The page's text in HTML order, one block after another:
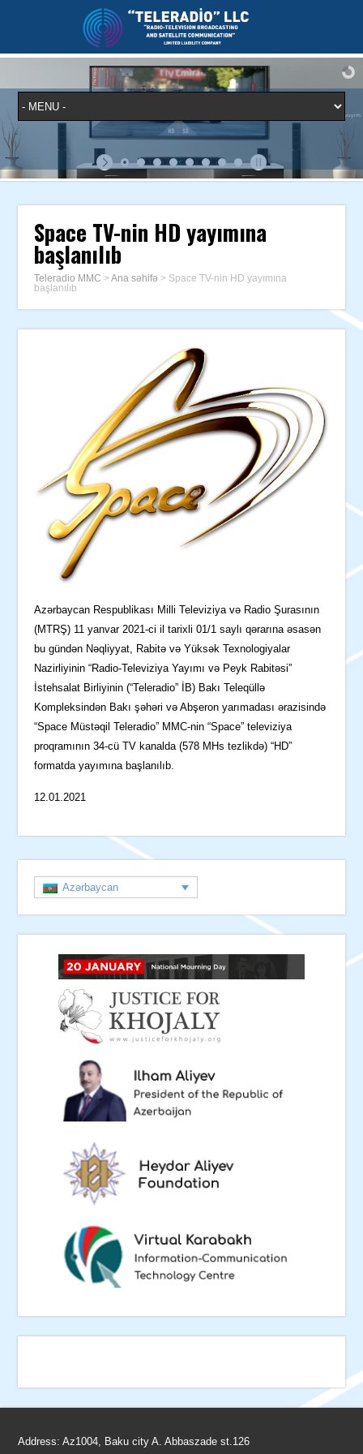
Space TV-nin HD yayımına
başlanılıb
Teleradio MMC >Ana səhifə > Space TV-nin HD yayımına
başlanılıb
Azərbaycan Respublikası Milli Televiziya və Radio Şurasının
(MTRŞ) 11 yanvar 2021-ci il tarixli 01/1 saylı qərarına əsasən
bu gündən Nəqliyyat, Rabitə və Yüksək Texnologiyalar
Nazirliyinin “Radio-Televiziya Yayımı və Peyk Rabitəsi”
İstehsalat Birliyinin (“Teleradio” İB) Bakı Teleqüllə
Kompleksindən Bakı şəhəri və Abşeron yarımadası ərazisində
“Space Müstəqil Teleradio” MMC-nin “Space” televiziya
proqramının 34-cü TV kanalda (578 MHs tezlikdə) “HD”
formatda yayımına başlanılıb.
12.01.2021
Azərbaycan
Address: Az1004, Baku city A. Abbaszade st.126